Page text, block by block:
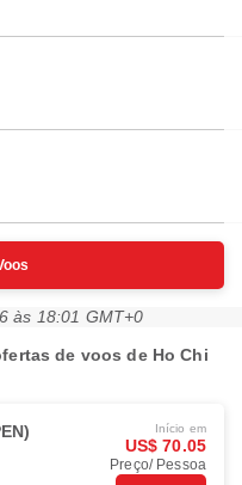
às 18:01 GMT+0
de voos de Ho Chi
Início em
US$ 70.05
Preço/ Pessoa